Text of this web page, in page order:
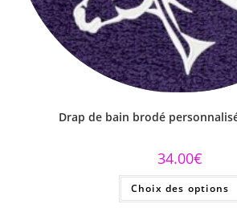
Drap de bain brodé
34.00€
Choix des options